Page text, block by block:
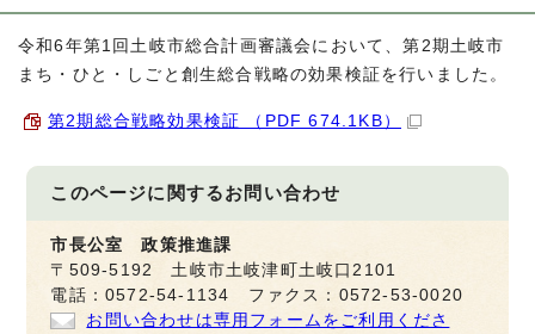
令和6年第1回土岐市総合計画審議会において、第2期土岐市
まち・ひと・しごと創生総合戦略の効果検証を行いました。
第2期総合戦略効果検証 （PDF 674.1KB）
このページに関するお問い合わせ
市長公室 政策推進課
〒509-5192 土岐市土岐津町土岐口2101
電話：0572-54-1134 ファクス：0572-53-0020
お問い合わせは専用フォームをご利用くださ